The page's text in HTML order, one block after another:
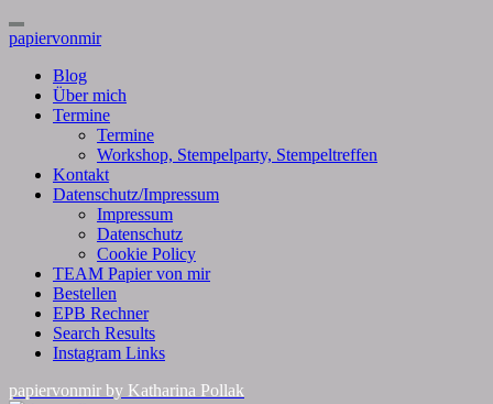
Toggle
Navigation
papiervonmir
Blog
Über mich
Termine
Termine
Workshop, Stempelparty, Stempeltreffen
Kontakt
Datenschutz/Impressum
Impressum
Datenschutz
Cookie Policy
TEAM Papier von mir
Bestellen
EPB Rechner
Search Results
Instagram Links
papiervonmir by Katharina Pollak